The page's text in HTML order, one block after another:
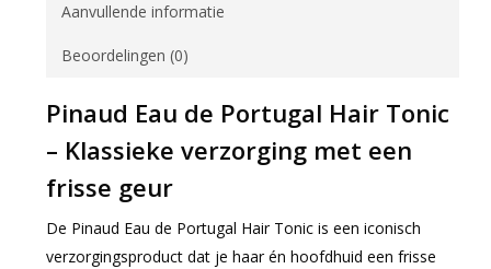
Aanvullende informatie
Beoordelingen (0)
Pinaud Eau de Portugal Hair Tonic
– Klassieke verzorging met een
frisse geur
De Pinaud Eau de Portugal Hair Tonic is een iconisch
verzorgingsproduct dat je haar én hoofdhuid een frisse